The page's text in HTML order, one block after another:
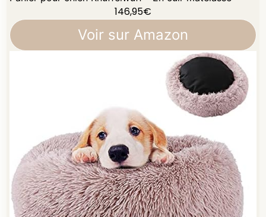
146,95€
Voir sur Amazon